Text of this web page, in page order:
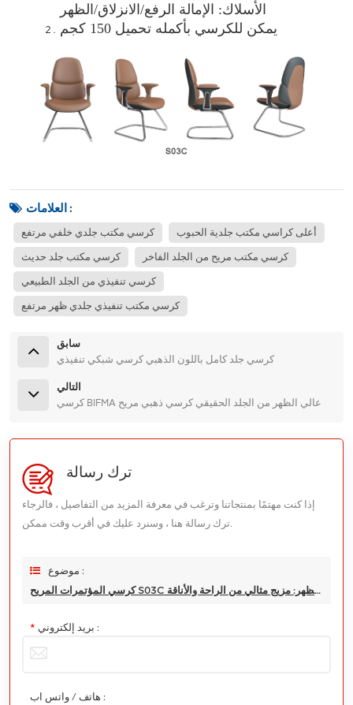
الأسلاك: الإمالة الرفع/الانزلاق/الظهر
يمكن للكرسي بأكمله تحميل 150 كجم
العلامات :
كرسي مكتب جلدي خلفي مرتفع أعلى كراسي مكتب جلدية الحبوب
كرسي مكتب جلد حديث كرسي مكتب مريح من الجلد الفاخر
كرسي تنفيذي من الجلد الطبيعي
كرسي مكتب تنفيذي جلدي ظهر مرتفع
سابق
كرسي جلد كامل باللون الذهبي كرسي شبكي تنفيذي
التالي
كرسي BIFMA عالي الظهر من الجلد الحقيقي كرسي ذهبي مريح
ترك رسالة
إذا كنت مهتمًا بمنتجاتنا وترغب في معرفة المزيد من التفاصيل ، فالرجاء
ترك رسالة هنا ، وسنرد عليك في أقرب وقت ممكن.
موضوع :
كرسي المؤتمرات المريح S03C منتصف الظهر: مزيج مثالي من الراحة والأناقة
* بريد إلكتروني :
هاتف / واتس اب :